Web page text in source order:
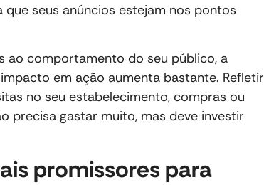
seus anúncios estejam nos pontos
ao comportamento do seu público, a
em ação aumenta bastante. Refletir
no seu estabelecimento, compras ou
precisa gastar muito, mas deve investir
promissores para